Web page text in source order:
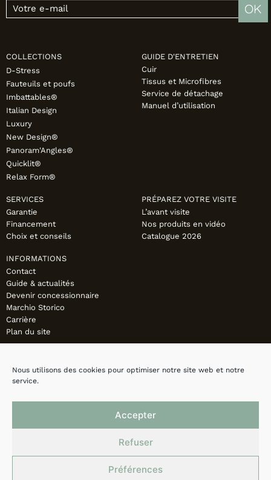
Nous utilisons des cookies pour optimiser notre site web et notre
service.
Accepter
Refuser
Préférences
OK
COLLECTIONS
D-Stress
Fauteuils et poufs
Imbattables®
Italian Design
Luxury
New Design®
Panoram'Angles®
Quicklit®
Relax Form®
GUIDE D'ENTRETIEN
Cuir
Tissus et Microfibres
Service de détachage
Manuel d’utilisation
SERVICES
Garantie
Financement
Choix et conseils
PRÉPAREZ VOTRE VISITE
L’avant visite
Nos produits en vidéo
Catalogue 2026
INFORMATIONS
Contact
Guide & actualités
Devenir concessionnaire
Marchio Storico
Carrière
Plan du site